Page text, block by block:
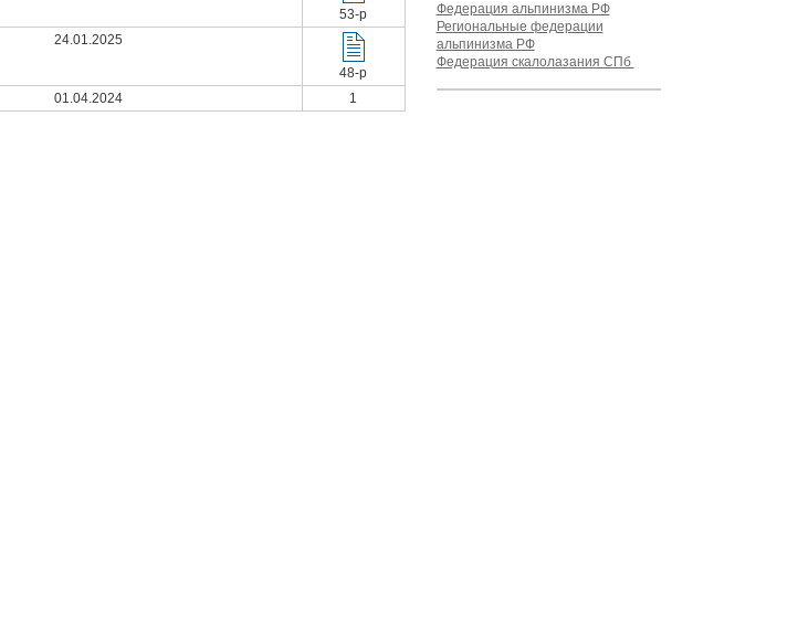
Федерация альпинизма РФ
Региональные федерации
альпинизма РФ
Федерация скалолазания СПб
53-р
24.01.2025
48-р
01.04.2024 1